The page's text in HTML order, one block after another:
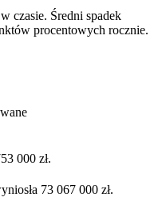
czasie. Średni spadek
procentowych rocznie.
000 zł.
73 067 000 zł.